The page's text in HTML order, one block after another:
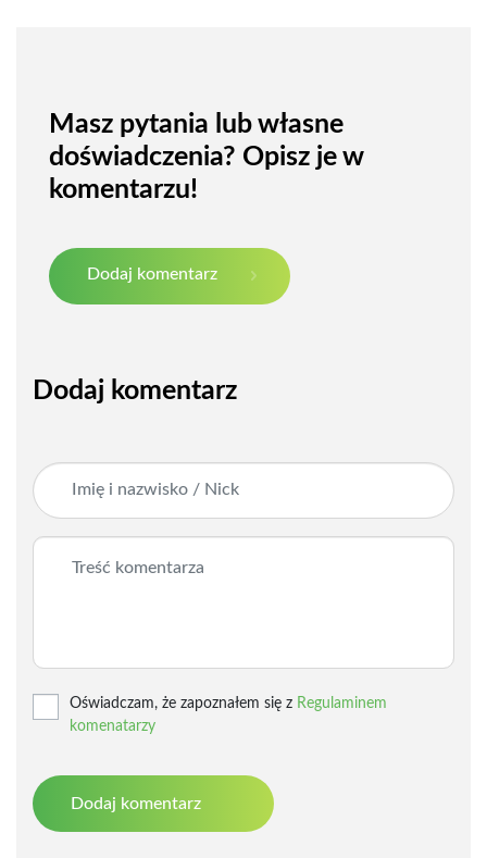
Masz pytania lub własne
doświadczenia? Opisz je w
komentarzu!
Dodaj komentarz
Dodaj komentarz
Oświadczam, że zapoznałem się z Regulaminem
komenatarzy